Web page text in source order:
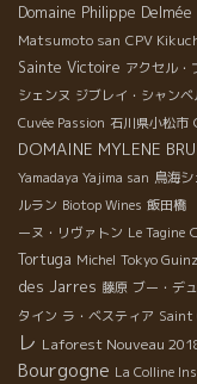
Domaine Philippe Delmée
Matsumoto san CPV
Sainte Victoire アクセル・
シェンヌ ジブレイ・シャンベ
Cuvée Passion 石川県小松市
DOMAINE MYLENE BRU
Yamadaya Yajima san 鳥海シ
ルラン Biotop Wines 飯田橋
ーヌ・リヴァトン Le Tagine
Tortuga Michel Tokyo
des Jarres 藤原 ブー・デ
タイン ラ・ベスティア Saint
レ Laforest Nouveau
Bourgogne La Colline